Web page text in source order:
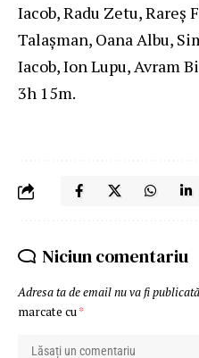
Iacob, Radu Zetu, Rareș
Talaşman, Oana Albu,
Iacob, Ion Lupu, Avram
3h 15m.
Niciun comentariu
Adresa ta de email nu va fi
marcate cu*